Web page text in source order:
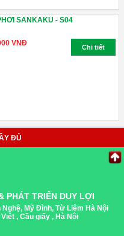
SANKAKU - S04
VNĐ Chi tiết
ĐỦ
PHÁT TRIỂN DUY LỢI
Mỹ Đình, Từ Liêm Hà Nội
, Cầu giấy , Hà Nội